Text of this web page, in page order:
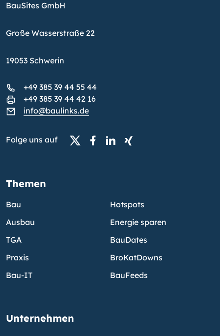
BauSites GmbH
Große Wasserstraße 22
19053 Schwerin
+49 385 39 44 55 44
+49 385 39 44 42 16
info@baulinks.de
Folge uns auf
Themen
Bau
Ausbau
TGA
Praxis
Bau-IT
Hotspots
Energie sparen
BauDates
BroKatDowns
BauFeeds
Unternehmen